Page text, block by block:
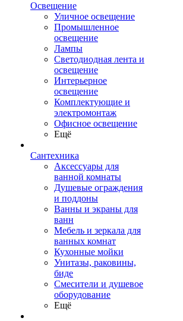
Освещение
Уличное освещение
Промышленное
освещение
Лампы
Светодиодная лента и
освещение
Интерьерное
освещение
Комплектующие и
электромонтаж
Офисное освещение
Ещё
Сантехника
Аксессуары для
ванной комнаты
Душевые ограждения
и поддоны
Ванны и экраны для
ванн
Мебель и зеркала для
ванных комнат
Кухонные мойки
Унитазы, раковины,
биде
Смесители и душевое
оборудование
Ещё